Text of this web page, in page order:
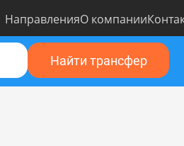
НаправленияО компании
Найти трансфер